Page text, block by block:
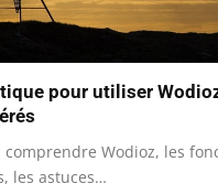
pour utiliser
comprendre Wodioz, les
les astuces…